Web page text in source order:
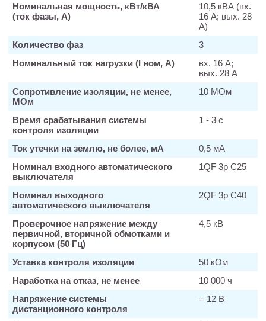
Номинальная мощность, кВт/кВА
(ток фазы, А)
10,5 кВА (вх.
16 А; вых. 28
А)
Количество фаз
3
Номинальный ток нагрузки (I ном, А)
вх. 16 А;
вых. 28 А
Сопротивление изоляции, не менее,
МОм
10 МОм
Время срабатывания системы
контроля изоляции
1 - 3 с
Ток утечки на землю, не более, мА
0,5 мА
Номинал входного автоматического
выключателя
1QF 3р С25
Номинал выходного
автоматического выключателя
2QF 3р С40
Проверочное напряжение между
первичной, вторичной обмотками и
корпусом (50 Гц)
4,5 кВ
Уставка контроля изоляции
50 кОм
Наработка на отказ, не менее
10 000 ч
Напряжение системы
дистанционного контроля
= 12 В